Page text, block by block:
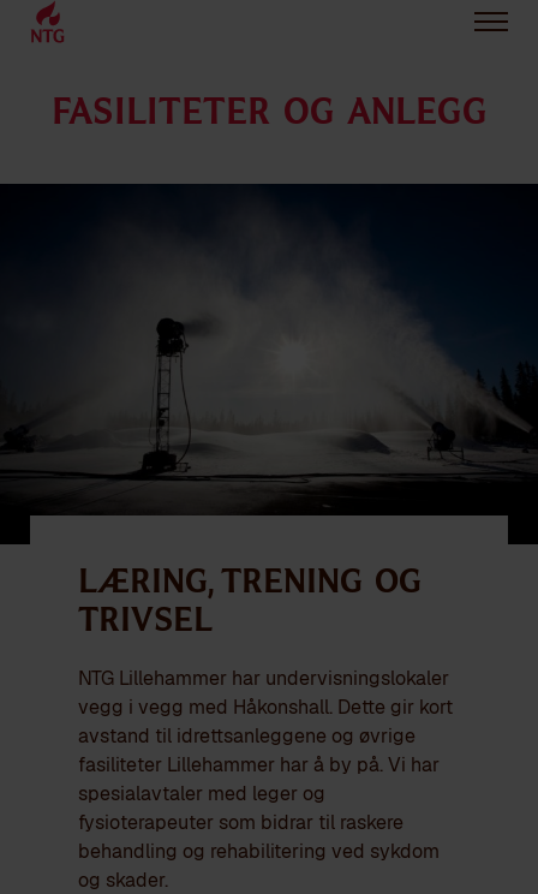
FASILITETER OG ANLEGG
Læring, trening og
trivsel
NTG Lillehammer har undervisningslokaler
vegg i vegg med Håkonshall. Dette gir kort
avstand til idrettsanleggene og øvrige
fasiliteter Lillehammer har å by på. Vi har
spesialavtaler med leger og
fysioterapeuter som bidrar til raskere
behandling og rehabilitering ved sykdom
og skader.